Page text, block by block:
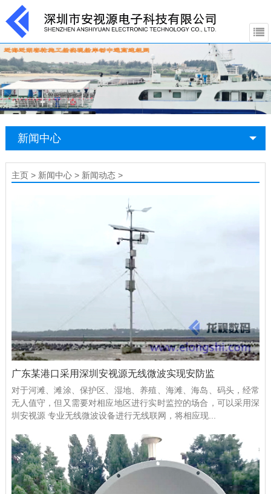
新闻中心
主页> 新闻中心> 新闻动态>
广东某港口采用深圳安视源无线微波实现安防监
对于河滩、滩涂、保护区、湿地、养殖、海滩、海岛、码头，经常
无人值守，但又需要对相应地区进行实时监控的场合，可以采用深
圳安视源 专业无线微波设备进行无线联网，将相应现...